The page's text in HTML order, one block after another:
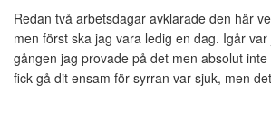
Redan två arbetsdagar avklarade den här
men först ska jag vara ledig en dag. Igår
gången jag provade på det men absolut
fick gå dit ensam för syrran var sjuk, men